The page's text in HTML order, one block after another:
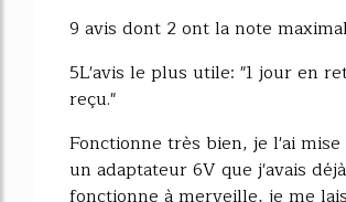
9 avis dont 2 ont la note
5L'avis le plus utile: "1 jour en
reçu."
Fonctionne très bien, je l'ai
un adaptateur 6V que j'avais